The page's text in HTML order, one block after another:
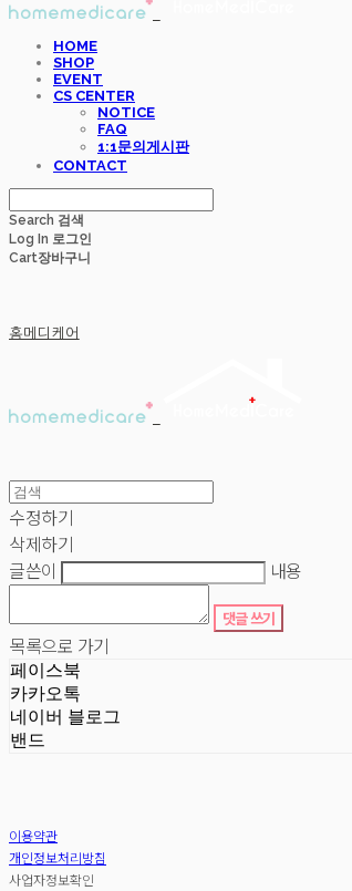
HOME
SHOP
EVENT
CS CENTER
NOTICE
FAQ
1:1문의게시판
CONTACT
Search 검색
Log In 로그인
Cart장바구니
홈메디케어
수정하기
삭제하기
글쓴이
내용
댓글 쓰기
목록으로 가기
페이스북
카카오톡
네이버 블로그
밴드
이용약관
개인정보처리방침
사업자정보확인